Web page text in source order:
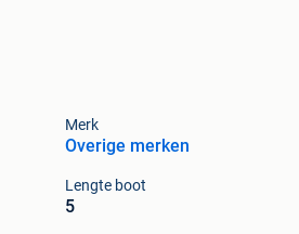
Merk
Overige merken
Lengte boot
5